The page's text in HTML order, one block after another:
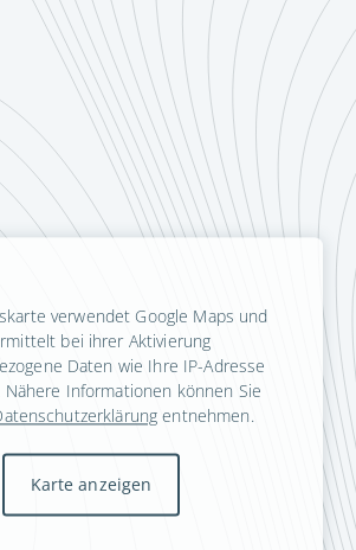
verwendet Google Maps und
bei ihrer Aktivierung
Daten wie Ihre IP-Adresse
Nähere Informationen können Sie
entnehmen.
Karte anzeigen